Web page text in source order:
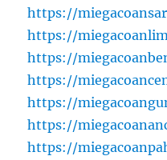
https://
https://
https://
https://
https://
https://
https://